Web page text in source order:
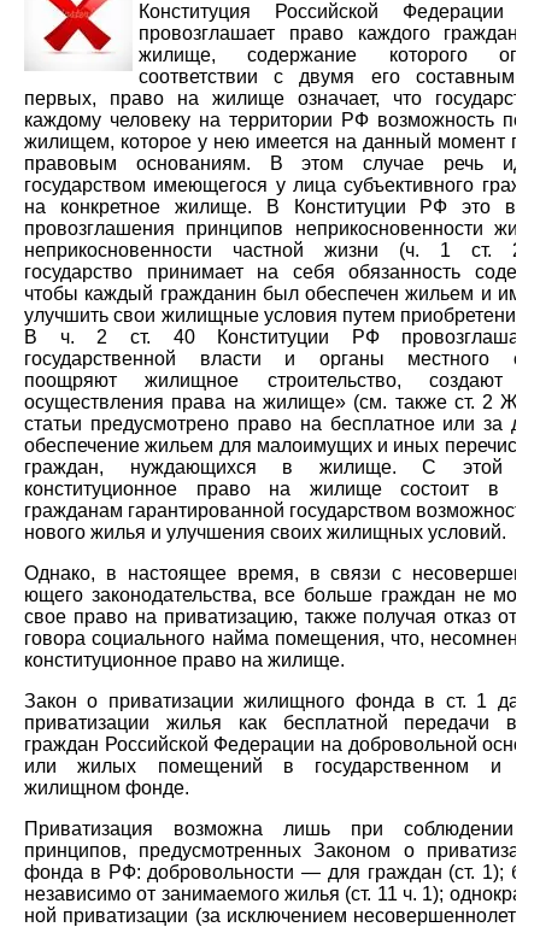
Конституция Российской Федерации
провозглашает право каждого
жилище, содержание которого
соответствии с двумя его составными
первых, право на жилище означает, что
каждому человеку на территории РФ возможность
жилищем, которое у нею имеется на данный момент
правовым основаниям. В этом случае речь
государством имеющегося у лица субъективного
на кон­кретное жилище. В Конституции РФ это
провозгла­шения принципов неприкосновенности
неприкосно­венности частной жизни (ч. 1 ст.
государство прини­мает на себя обязанность
чтобы каждый гражда­нин был обеспечен жильем и
улучшить свои жи­лищные условия путем приобретения
В ч. 2 ст. 40 Конституции РФ
государственной власти и органы местного
поощряют жилищное строитель­ство, создают
осуществления права на жилище» (см. так­же ст. 2
статьи предусмотрено право на бесплат­ное или за
обеспечение жильем для малоимущих и иных
граждан, нуждающихся в жилище. С этой
конституционное право на жилище состоит в
гражданам гарантированной государством
нового жилья и улучшения своих жилищных условий.
Однако, в настоящее время, в связи с
ющего законодательства, все больше граждан не
свое право на приватизацию, также получая отказ от
говора социального найма помещения, что,
конституционное право на жилище.
Закон о приватизации жилищного фонда в ст. 1 дает
приватизации жилья как бесплатной передачи в
граждан Российской Федерации на добровольной
или жилых помещений в государственном и
жилищном фонде.
Приватизация возможна лишь при соблюдении
принципов, предусмотренных Законом о
фонда в РФ: добровольности — для граждан (ст. 1);
независимо от занимаемого жилья (ст. 11 ч. 1);
ной приватизации (за исключением